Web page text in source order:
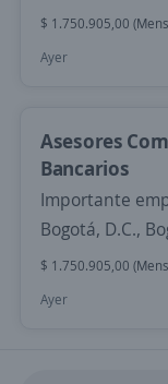
$ 1.750.905,00
Ayer
Asesores
Bancarios
Importante
Bogotá, D.C.,
$ 1.750.905,00
Ayer